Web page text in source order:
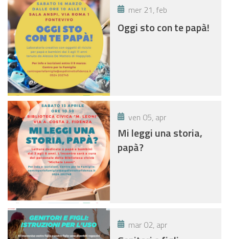
mer 21, feb
Oggi sto con te papà!
ven 05, apr
Mi leggi una storia,
papà?
mar 02, apr